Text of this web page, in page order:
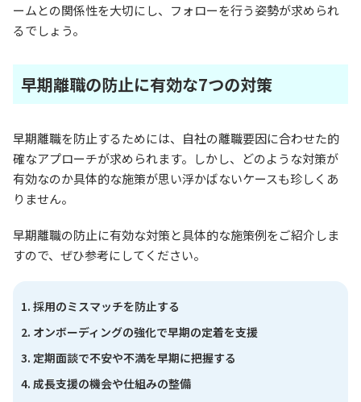
ームとの関係性を大切にし、フォローを行う姿勢が求められ
るでしょう。
早期離職の防止に有効な7つの対策
早期離職を防止するためには、自社の離職要因に合わせた的
確なアプローチが求められます。しかし、どのような対策が
有効なのか具体的な施策が思い浮かばないケースも珍しくあ
りません。
早期離職の防止に有効な対策と具体的な施策例をご紹介しま
すので、ぜひ参考にしてください。
採用のミスマッチを防止する
オンボーディングの強化で早期の定着を支援
定期面談で不安や不満を早期に把握する
成長支援の機会や仕組みの整備